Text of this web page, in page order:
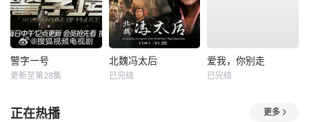
警字一号
更新至第28集
北魏冯太后
已完结
爱我，你别走
已完结
正在热播 更多